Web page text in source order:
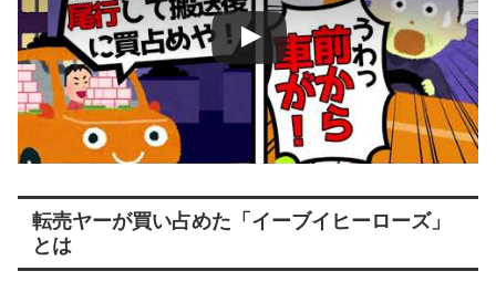
転売ヤーが買い占めた「イーブイヒーローズ」
とは